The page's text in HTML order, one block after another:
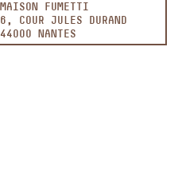
MAISON FUMETTI
6, COUR JULES DURAND
44000 NANTES